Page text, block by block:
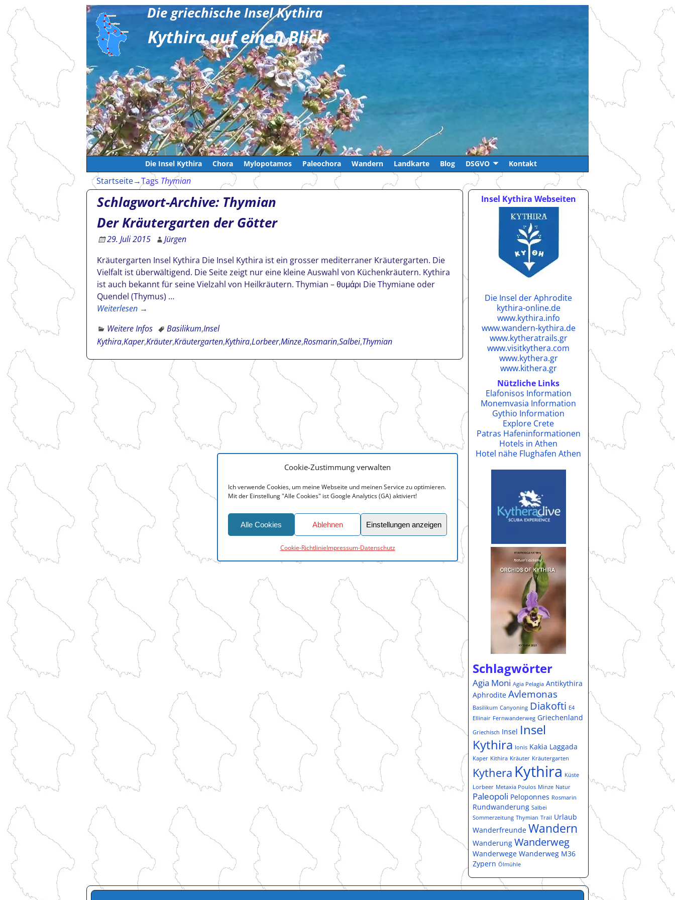
Cookie-Zustimmung verwalten
Ich verwende Cookies, um meine Webseite und meinen Service zu optimieren.
Mit der Einstellung "Alle Cookies" ist Google Analytics (GA) aktiviert!
Alle Cookies Ablehnen Einstellungen anzeigen
Cookie-RichtlinieImpressum-Datenschutz
Die griechische Insel Kythira
Kythira auf einen Blick
Die Insel Kythira Chora Mylopotamos Paleochora Wandern Landkarte Blog DSGVO Kontakt
Startseite→Tags Thymian
Schlagwort-Archive: Thymian
Der Kräutergarten der Götter
29. Juli 2015
Jürgen
Kräutergarten Insel Kythira Die Insel Kythira ist ein grosser mediterraner Kräutergarten. Die
Vielfalt ist überwältigend. Die Seite zeigt nur eine kleine Auswahl von Küchenkräutern. Kythira
ist auch bekannt für seine Vielzahl von Heilkräutern. Thymian – θυμάρι Die Thymiane oder
Quendel (Thymus) …
Weiterlesen →
Weitere Infos
Basilikum,Insel
Kythira,Kaper,Kräuter,Kräutergarten,Kythira,Lorbeer,Minze,Rosmarin,Salbei,Thymian
Insel Kythira Webseiten
Die Insel der Aphrodite
kythira-online.de
www.kythira.info
www.wandern-kythira.de
www.kytheratrails.gr
www.visitkythera.com
www.kythera.gr
www.kithera.gr
Nützliche Links
Elafonisos Information
Monemvasia Information
Gythio Information
Explore Crete
Patras Hafeninformationen
Hotels in Athen
Hotel nähe Flughafen Athen
Schlagwörter
Agia Moni Agia Pelagia Antikythira
Aphrodite Avlemonas
Basilikum Canyoning Diakofti E4
Ellinair Fernwanderweg Griechenland
Griechisch Insel Insel
Kythira Ionis Kakia Laggada
Kaper Kithira Kräuter Kräutergarten
Kythera Kythira Küste
Lorbeer Metaxia Poulos Minze Natur
Paleopoli Peloponnes Rosmarin
Rundwanderung Salbei
Sommerzeitung Thymian Trail Urlaub
Wanderfreunde Wandern
Wanderung Wanderweg
Wanderwege Wanderweg M36
Zypern Ölmühle